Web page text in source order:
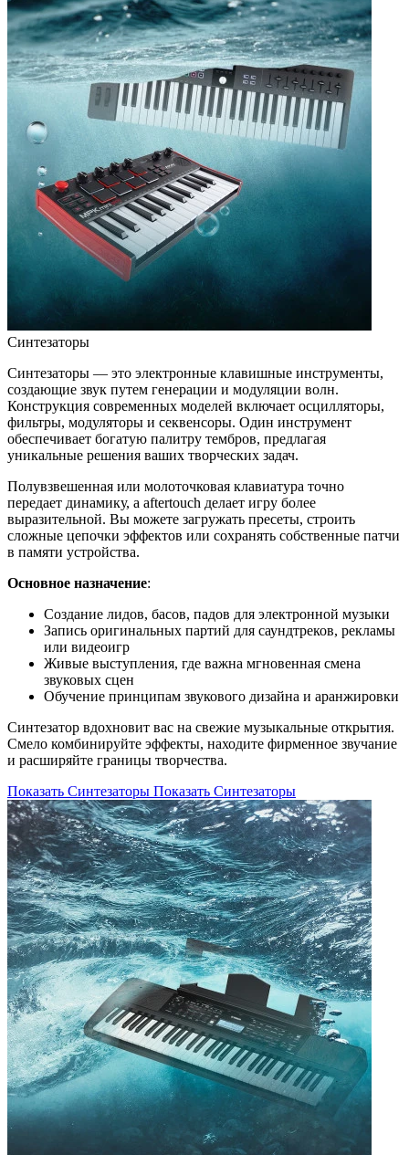
Синтезаторы
Синтезаторы — это электронные клавишные инструменты,
создающие звук путем генерации и модуляции волн.
Конструкция современных моделей включает осцилляторы,
фильтры, модуляторы и секвенсоры. Один инструмент
обеспечивает богатую палитру тембров, предлагая
уникальные решения ваших творческих задач.
Полувзвешенная или молоточковая клавиатура точно
передает динамику, а aftertouch делает игру более
выразительной. Вы можете загружать пресеты, строить
сложные цепочки эффектов или сохранять собственные патчи
в памяти устройства.
Основное назначение:
Создание лидов, басов, падов для электронной музыки
Запись оригинальных партий для саундтреков, рекламы
или видеоигр
Живые выступления, где важна мгновенная смена
звуковых сцен
Обучение принципам звукового дизайна и аранжировки
Синтезатор вдохновит вас на свежие музыкальные открытия.
Смело комбинируйте эффекты, находите фирменное звучание
и расширяйте границы творчества.
Показать Синтезаторы Показать Синтезаторы